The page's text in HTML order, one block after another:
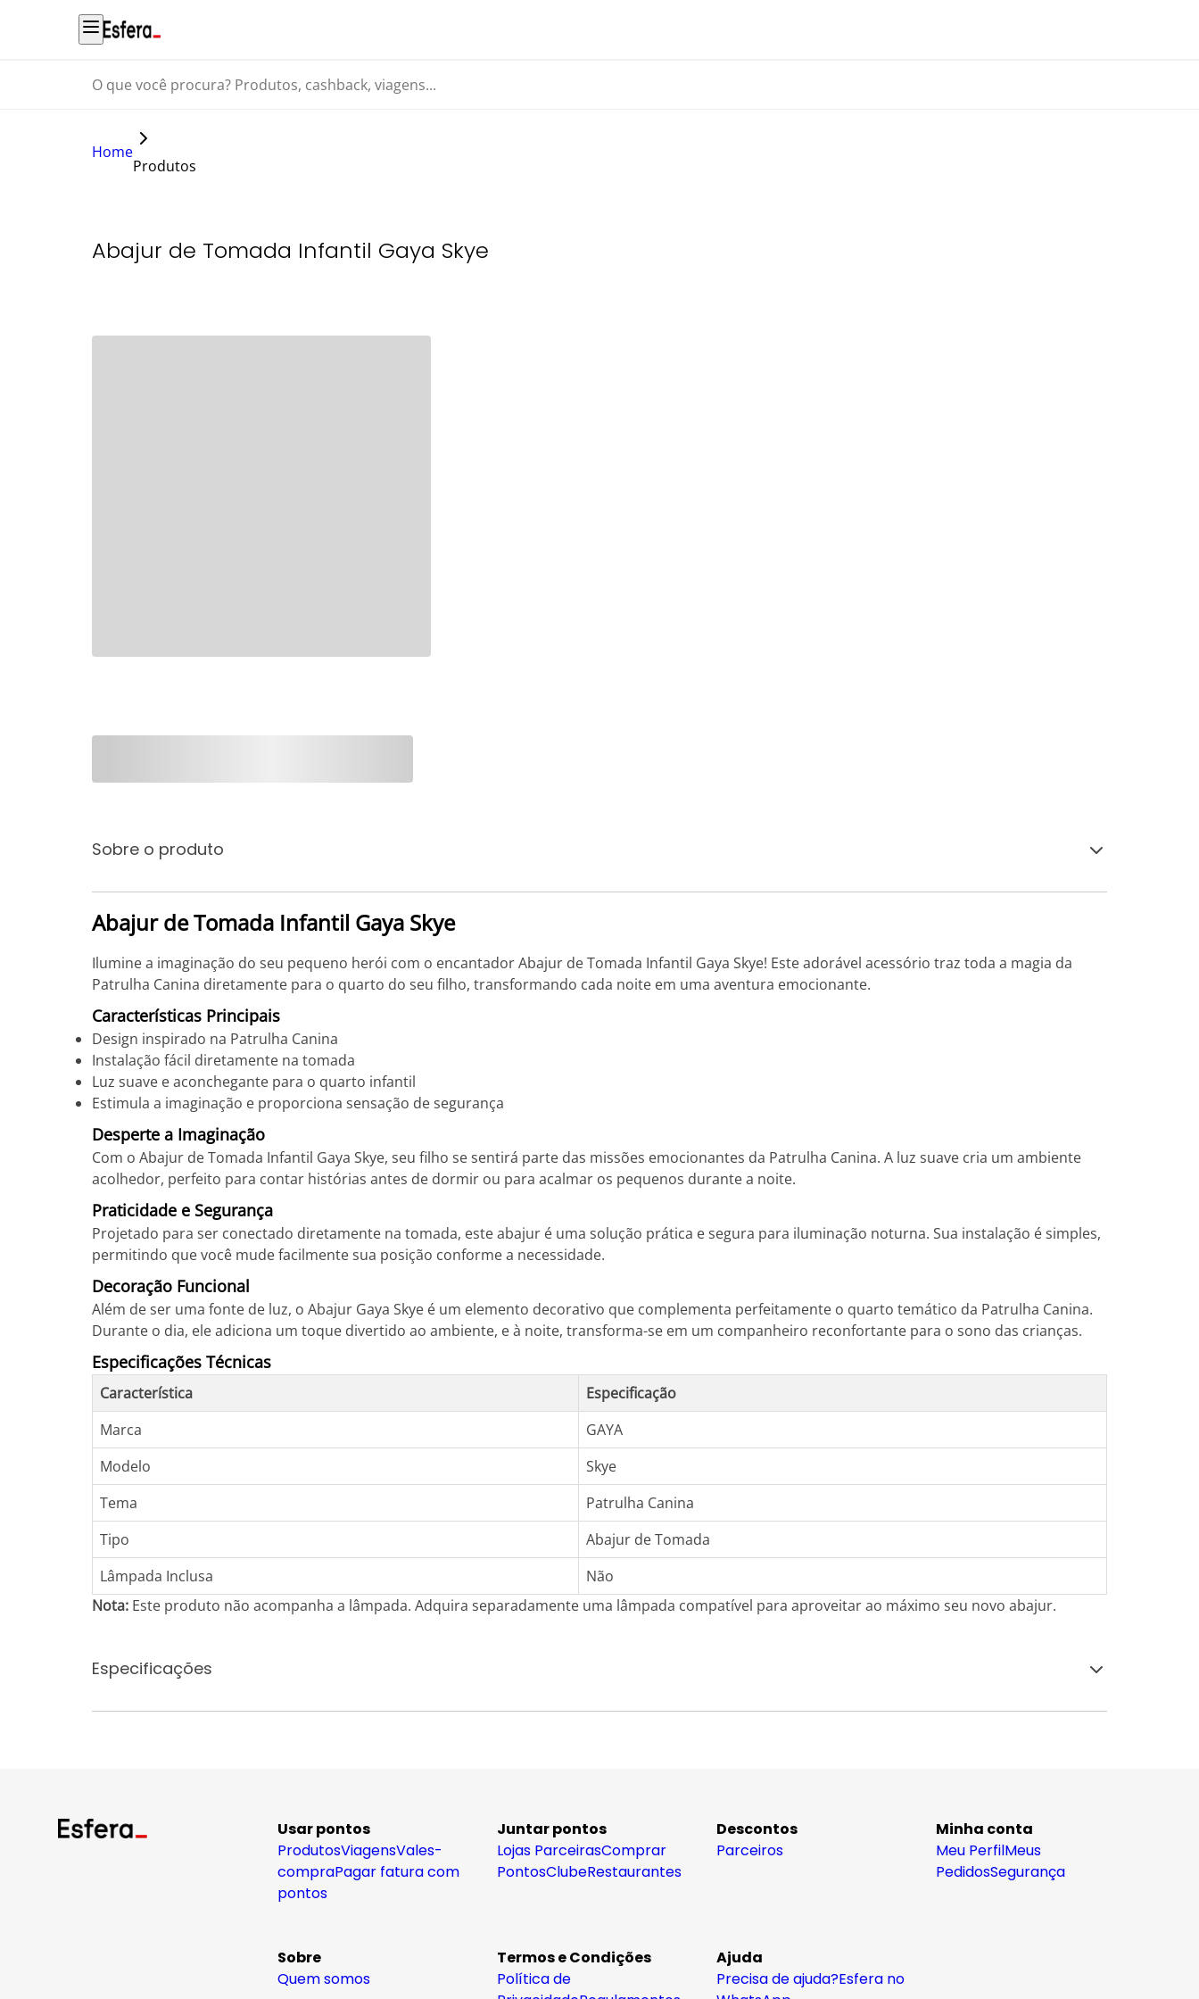
O que você procura? Produtos, cashback, viagens...
Home
Produtos
Abajur de Tomada Infantil Gaya Skye
Sobre o produto
Abajur de Tomada Infantil Gaya Skye
Ilumine a imaginação do seu pequeno herói com o encantador Abajur de Tomada Infantil Gaya Skye! Este adorável acessório traz toda a magia da
Patrulha Canina diretamente para o quarto do seu filho, transformando cada noite em uma aventura emocionante.
Características Principais
Design inspirado na Patrulha Canina
Instalação fácil diretamente na tomada
Luz suave e aconchegante para o quarto infantil
Estimula a imaginação e proporciona sensação de segurança
Desperte a Imaginação
Com o Abajur de Tomada Infantil Gaya Skye, seu filho se sentirá parte das missões emocionantes da Patrulha Canina. A luz suave cria um ambiente
acolhedor, perfeito para contar histórias antes de dormir ou para acalmar os pequenos durante a noite.
Praticidade e Segurança
Projetado para ser conectado diretamente na tomada, este abajur é uma solução prática e segura para iluminação noturna. Sua instalação é simples,
permitindo que você mude facilmente sua posição conforme a necessidade.
Decoração Funcional
Além de ser uma fonte de luz, o Abajur Gaya Skye é um elemento decorativo que complementa perfeitamente o quarto temático da Patrulha Canina.
Durante o dia, ele adiciona um toque divertido ao ambiente, e à noite, transforma-se em um companheiro reconfortante para o sono das crianças.
Especificações Técnicas
Característica
Especificação
Marca
GAYA
Modelo
Skye
Tema
Patrulha Canina
Tipo
Abajur de Tomada
Lâmpada Inclusa
Não
Nota: Este produto não acompanha a lâmpada. Adquira separadamente uma lâmpada compatível para aproveitar ao máximo seu novo abajur.
Especificações
Usar pontos
ProdutosViagensVales-
compraPagar fatura com
pontos
Juntar pontos
Lojas ParceirasComprar
PontosClubeRestaurantes
Descontos
Parceiros
Minha conta
Meu PerfilMeus
PedidosSegurança
Sobre
Quem somos
Termos e Condições
Política de
Ajuda
Precisa de ajuda?Esfera no